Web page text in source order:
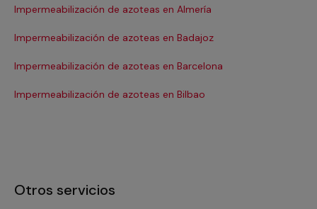
Impermeabilización de azoteas en Almería
Impermeabilización de azoteas en Badajoz
Impermeabilización de azoteas en Barcelona
Impermeabilización de azoteas en Bilbao
Otros servicios